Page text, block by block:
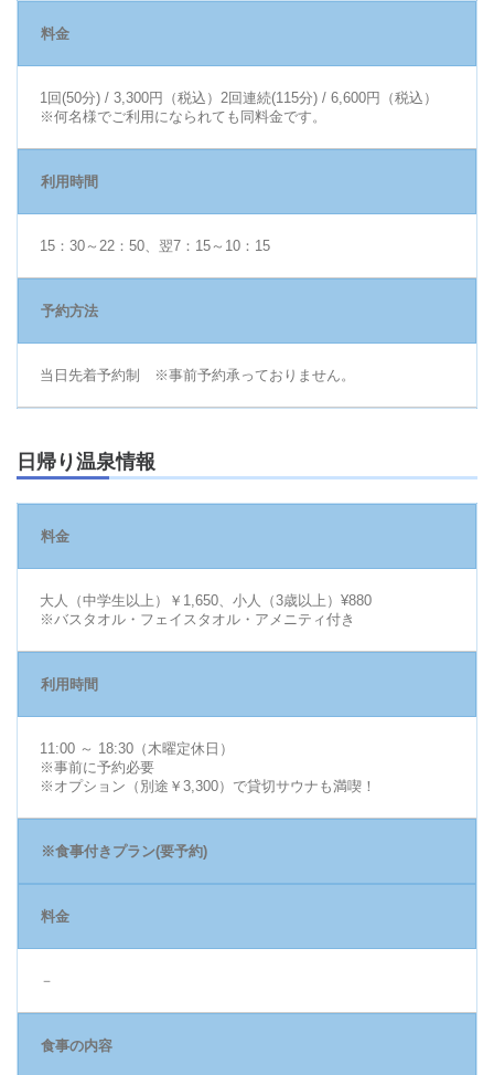
料金
1回(50分) / 3,300円（税込）2回連続(115分) / 6,600円（税込）
※何名様でご利用になられても同料金です。
利用時間
15：30～22：50、翌7：15～10：15
予約方法
当日先着予約制 ※事前予約承っておりません。
日帰り温泉情報
料金
大人（中学生以上）￥1,650、小人（3歳以上）¥880
※バスタオル・フェイスタオル・アメニティ付き
利用時間
11:00 ～ 18:30（木曜定休日）
※事前に予約必要
※オプション（別途￥3,300）で貸切サウナも満喫！
※食事付きプラン(要予約)
料金
－
食事の内容